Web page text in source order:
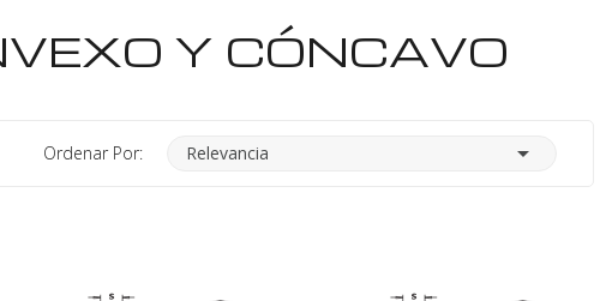
Y CÓNCAVO
Ordenar Por: Relevancia 